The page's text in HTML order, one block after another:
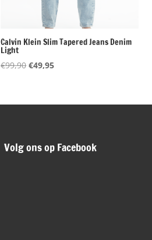
Calvin Klein Slim Tapered Jeans Denim
Light
€99,90Oorspronkelijke
€99,90.
€49,95Huidige
€49,95.
Volg ons op Facebook